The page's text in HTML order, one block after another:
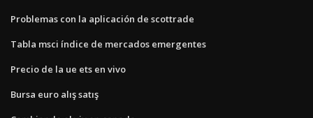
Problemas con la aplicación de scottrade
Tabla msci índice de mercados emergentes
Precio de la ue ets en vivo
Bursa euro alış satış